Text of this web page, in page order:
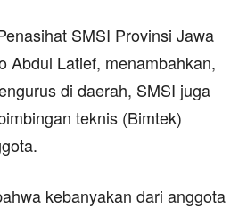
SMSI Provinsi Jawa
Abdul Latief, menambahkan,
di daerah, SMSI juga
teknis (Bimtek)
kebanyakan dari anggota